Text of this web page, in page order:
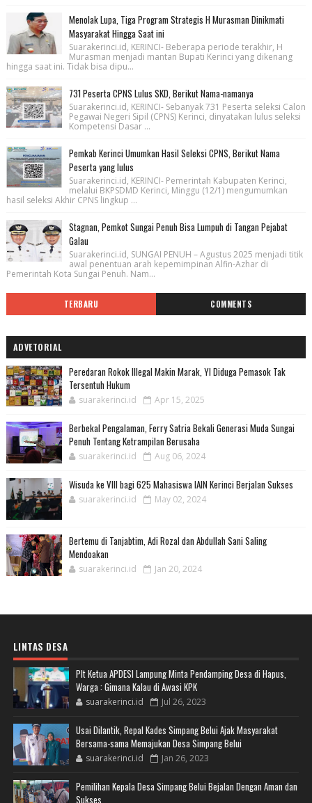
Menolak Lupa, Tiga Program Strategis H Murasman Dinikmati
Masyarakat Hingga Saat ini
Suarakerinci.id, KERINCI- Beberapa periode terakhir, H
Murasman menjadi mantan Bupati Kerinci yang dikenang
hingga saat ini. Tidak bisa dipu...
731 Peserta CPNS Lulus SKD, Berikut Nama-namanya
Suarakerinci.id, KERINCI- Sebanyak 731 Peserta seleksi Calon
Pegawai Negeri Sipil (CPNS) Kerinci, dinyatakan lulus seleksi
Kompetensi Dasar ...
Pemkab Kerinci Umumkan Hasil Seleksi CPNS, Berikut Nama
Peserta yang lulus
Suarakerinci.id, KERINCI- Pemerintah Kabupaten Kerinci,
melalui BKPSDMD Kerinci, Minggu (12/1) mengumumkan
hasil seleksi Akhir CPNS lingkup ...
Stagnan, Pemkot Sungai Penuh Bisa Lumpuh di Tangan Pejabat
Galau
Suarakerinci.id, SUNGAI PENUH – Agustus 2025 menjadi titik
awal penentuan arah kepemimpinan Alfin-Azhar di
Pemerintah Kota Sungai Penuh. Nam...
TERBARU COMMENTS
ADVETORIAL
Peredaran Rokok Illegal Makin Marak, YI Diduga Pemasok Tak
Tersentuh Hukum
suarakerinci.id Apr 15, 2025
Berbekal Pengalaman, Ferry Satria Bekali Generasi Muda Sungai
Penuh Tentang Ketrampilan Berusaha
suarakerinci.id Aug 06, 2024
Wisuda ke VIII bagi 625 Mahasiswa IAIN Kerinci Berjalan Sukses
suarakerinci.id May 02, 2024
Bertemu di Tanjabtim, Adi Rozal dan Abdullah Sani Saling
Mendoakan
suarakerinci.id Jan 20, 2024
LINTAS DESA
Plt Ketua APDESI Lampung Minta Pendamping Desa di Hapus,
Warga : Gimana Kalau di Awasi KPK
suarakerinci.id Jul 26, 2023
Usai Dilantik, Repal Kades Simpang Belui Ajak Masyarakat
Bersama-sama Memajukan Desa Simpang Belui
suarakerinci.id Jan 26, 2023
Pemilihan Kepala Desa Simpang Belui Bejalan Dengan Aman dan
Sukses